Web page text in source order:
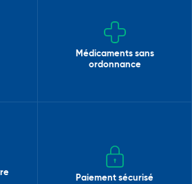
Médicaments sans
ordonnance
Paiement sécurisé